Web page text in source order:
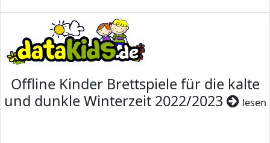
Offline Kinder Brettspiele für die kalte
und dunkle Winterzeit 2022/2023
lesen